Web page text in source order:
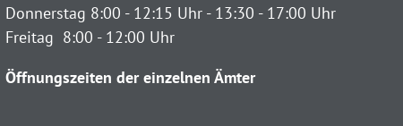
Donnerstag 8:00 - 12:15 Uhr - 13:30 - 17:00 Uhr
Freitag 8:00 - 12:00 Uhr
Öffnungszeiten der einzelnen Ämter